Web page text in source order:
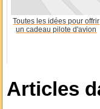
Toutes les idées pour offrir
un cadeau pilote d'avion
Articles